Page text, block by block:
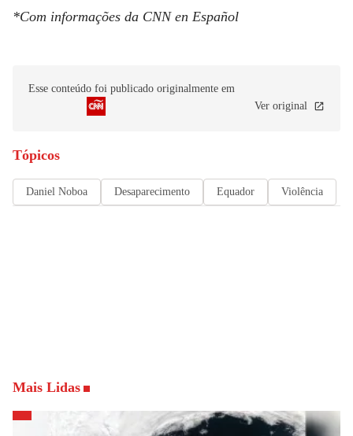
*Com informações da CNN en Español
Esse conteúdo foi publicado originalmente em
Ver original
Tópicos
Daniel Noboa Desaparecimento Equador Violência
Mais Lidas